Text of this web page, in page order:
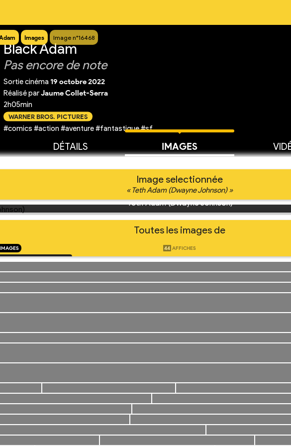
Images Image n°16468
Black Adam
Pas encore de note
Sortie cinéma19 octobre 2022
Réalisé parJaume Collet-Serra
2h05min
WARNER BROS. PICTURES
#comics #action #aventure #fantastique #sf
DÉTAILS IMAGES
Image selectionnée
« Teth Adam (Dwayne Johnson) »
Teth Adam (Dwayne Johnson)
Toutes les images de
IMAGES 44 AFFICHES